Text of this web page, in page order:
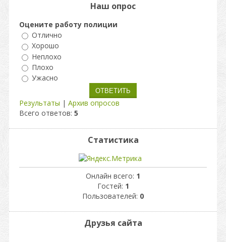
Наш опрос
Оцените работу полиции
Отлично
Хорошо
Неплохо
Плохо
Ужасно
Результаты | Архив опросов
Всего ответов: 5
Статистика
Онлайн всего: 1
Гостей: 1
Пользователей: 0
Друзья сайта